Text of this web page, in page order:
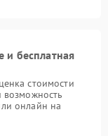
и бесплатная
стоимости
возможность
онлайн на